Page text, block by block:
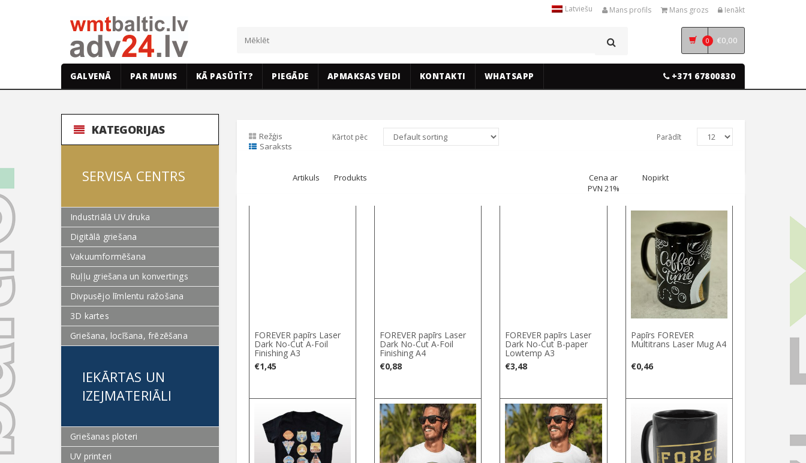
Latviešu Mans profils Mans grozs Ienākt
0 €0,00
GALVENĀ PAR MUMS KĀ PASŪTĪT? PIEGĀDE APMAKSAS VEIDI KONTAKTI WHATSAPP +371 67800830
KATEGORIJAS
SERVISA CENTRS
Industriālā UV druka
Digitālā griešana
Vakuumformēšana
Ruļļu griešana un konvertings
Divpusējo līmlentu ražošana
3D kartes
Griešana, locīšana, frēzēšana
IEKĀRTAS UN
IZEJMATERIĀLI
Griešanas ploteri
UV printeri
Režģis
Saraksts
Kārtot pēc Parādīt
Artikuls Produkts
Cena ar
PVN 21%
Nopirkt
FOREVER papīrs Laser
Dark No-Cut A-Foil
Finishing A3
€1,45
FOREVER papīrs Laser
Dark No-Cut A-Foil
Finishing A4
€0,88
FOREVER papīrs Laser
Dark No-Cut B-paper
Lowtemp A3
€3,48
Papīrs FOREVER
Multitrans Laser Mug A4
€0,46